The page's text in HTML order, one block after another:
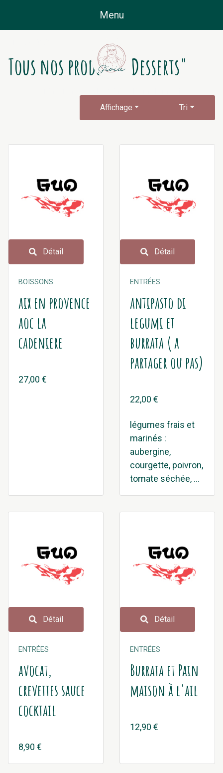
Tous nos produits "Desserts"
Affichage Tri
Détail
BOISSONS
aix en provence
aoc la
cadeniere
27,00 €
Détail
ENTRÉES
antipasto di
legumi et
burrata ( a
partager ou pas)
22,00 €
légumes frais et
marinés :
aubergine,
courgette, poivron,
tomate séchée, ...
Détail
ENTRÉES
avocat,
crevettes sauce
cocktail
8,90 €
Détail
ENTRÉES
Burrata et Pain
maison à l'ail
12,90 €